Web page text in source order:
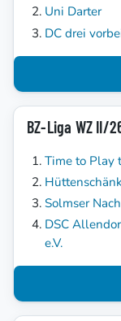
Uni Darter
DC drei
BZ-Liga WZ II/
Time to Play
Solmser
DSC
e.V.